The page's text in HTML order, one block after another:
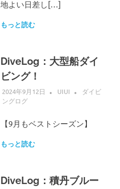
地よい日差し[…]
もっと読む
DiveLog：大型船ダイ
ビング！
2024年9月12日 UIUI
ダイビ
ングログ
【9月もベストシーズン】
もっと読む
DiveLog：積丹ブルー